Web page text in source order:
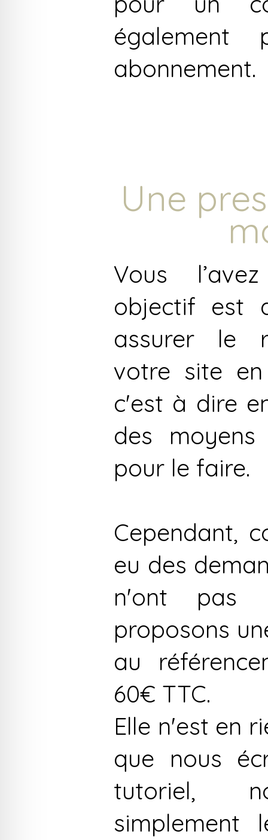
abonnement.
Une
Vous
objectif est
assurer le
votre site
c'est à dire
des moyens
pour le faire.
Cependant,
eu des
n'ont pas
proposons
au
60€ TTC.
Elle n'est en
que nous
tutoriel,
simplement